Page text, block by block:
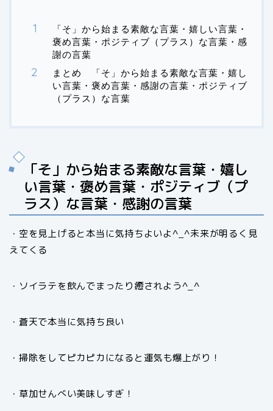
「そ」から始まる素敵な言葉・嬉しい言葉・
褒め言葉・ポジティブ（プラス）な言葉・感
謝の言葉
まとめ 「そ」から始まる素敵な言葉・嬉し
い言葉・褒め言葉・感謝の言葉・ポジティブ
（プラス）な言葉
「そ」から始まる素敵な言葉・嬉し
い言葉・褒め言葉・ポジティブ（プ
ラス）な言葉・感謝の言葉
・空を見上げると本当に気持ちよいよ^_^未来が明るく見
えてくる
・ソイラテを飲んでまったり癒されよう^_^
・蒼天で本当に気持ち良い
・掃除をしてピカピカになると運気も爆上がり！
・草加せんべい美味しすぎ！